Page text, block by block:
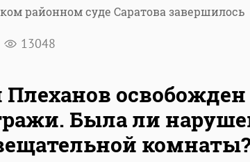
районном суде Саратова завершилось
13048
освобожден
Была ли
комнаты?